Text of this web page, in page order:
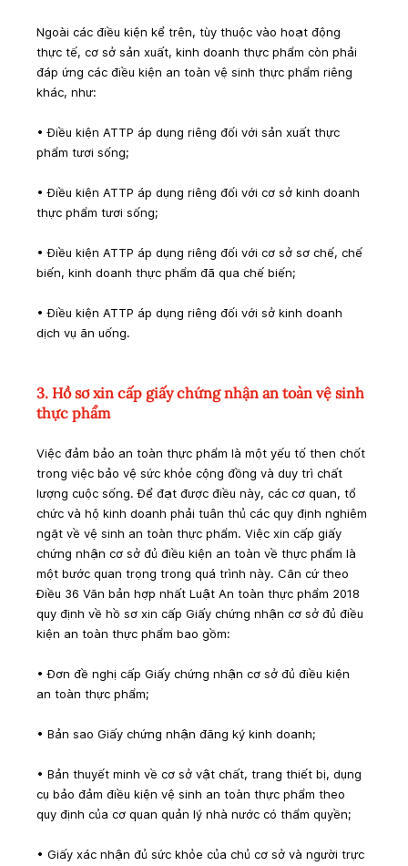
Ngoài các điều kiện kể trên, tùy thuộc vào hoạt động
thực tế, cơ sở sản xuất, kinh doanh thực phẩm còn phải
đáp ứng các điều kiện an toàn vệ sinh thực phẩm riêng
khác, như:
• Điều kiện ATTP áp dụng riêng đối với sản xuất thực
phẩm tươi sống;
• Điều kiện ATTP áp dụng riêng đối với cơ sở kinh doanh
thực phẩm tươi sống;
• Điều kiện ATTP áp dụng riêng đối với cơ sở sơ chế, chế
biến, kinh doanh thực phẩm đã qua chế biến;
• Điều kiện ATTP áp dụng riêng đối với sở kinh doanh
dịch vụ ăn uống.
3. Hồ sơ xin cấp giấy chứng nhận an toàn vệ sinh
thực phẩm
Việc đảm bảo an toàn thực phẩm là một yếu tố then chốt
trong việc bảo vệ sức khỏe cộng đồng và duy trì chất
lượng cuộc sống. Để đạt được điều này, các cơ quan, tổ
chức và hộ kinh doanh phải tuân thủ các quy định nghiêm
ngặt về vệ sinh an toàn thực phẩm. Việc xin cấp giấy
chứng nhận cơ sở đủ điều kiện an toàn về thực phẩm là
một bước quan trọng trong quá trình này. Căn cứ theo
Điều 36 Văn bản hợp nhất Luật An toàn thực phẩm 2018
quy định về hồ sơ xin cấp Giấy chứng nhận cơ sở đủ điều
kiện an toàn thực phẩm bao gồm:
• Đơn đề nghị cấp Giấy chứng nhận cơ sở đủ điều kiện
an toàn thực phẩm;
• Bản sao Giấy chứng nhận đăng ký kinh doanh;
• Bản thuyết minh về cơ sở vật chất, trang thiết bị, dụng
cụ bảo đảm điều kiện vệ sinh an toàn thực phẩm theo
quy định của cơ quan quản lý nhà nước có thẩm quyền;
• Giấy xác nhận đủ sức khỏe của chủ cơ sở và người trực